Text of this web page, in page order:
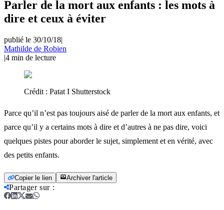
Parler de la mort aux enfants : les mots à
dire et ceux à éviter
publié le 30/10/18|
Mathilde de Robien
|4 min de lecture
Crédit : Patat I Shutterstock
Parce qu’il n’est pas toujours aisé de parler de la mort aux enfants, et
parce qu’il y a certains mots à dire et d’autres à ne pas dire, voici
quelques pistes pour aborder le sujet, simplement et en vérité, avec
des petits enfants.
Copier le lien Archiver l'article
Partager sur: